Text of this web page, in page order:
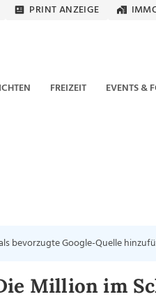
PRINT ANZEIGE
FREIZEIT EVENTS &
bevorzugte Google-Quelle
Million im